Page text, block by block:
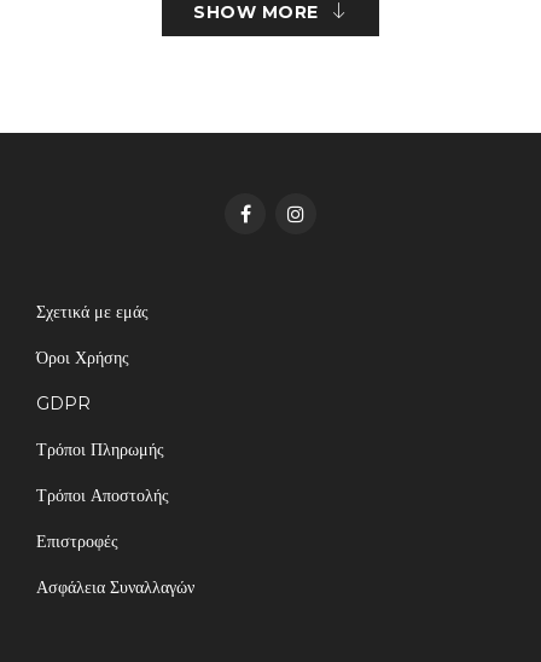
SHOW MORE
Σχετικά με εμάς
Όροι Χρήσης
GDPR
Τρόποι Πληρωμής
Τρόποι Αποστολής
Επιστροφές
Ασφάλεια Συναλλαγών